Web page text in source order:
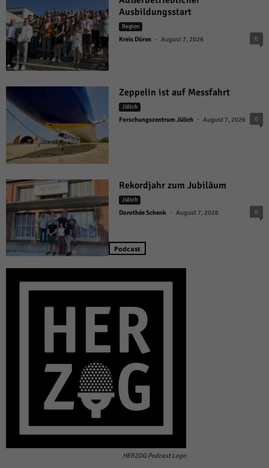
Ausbildungsstart
Region
Kreis Düren - August 7, 2026 0
Zeppelin ist auf Messfahrt
Jülich
Forschungszentrum Jülich - August 7, 2026 0
Rekordjahr zum Jubiläum
Jülich
Dorothée Schenk - August 7, 2026 0
Podcast
HERZOG Podcast Logo